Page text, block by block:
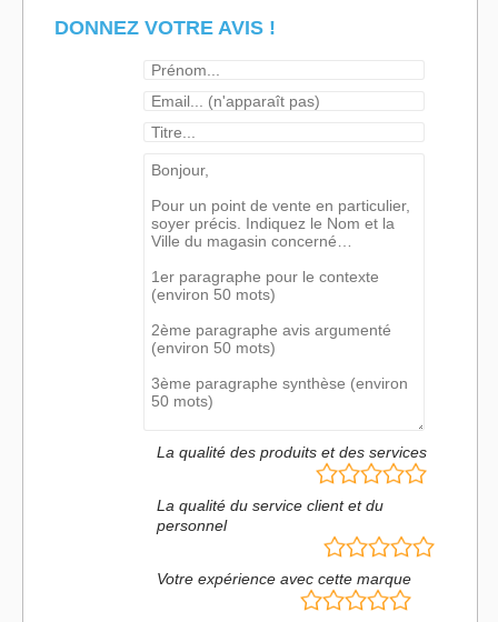
DONNEZ VOTRE AVIS !
La qualité des produits et des services
La qualité du service client et du
personnel
Votre expérience avec cette marque